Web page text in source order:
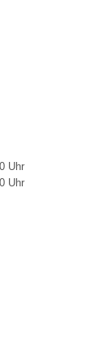
Uhr
Uhr